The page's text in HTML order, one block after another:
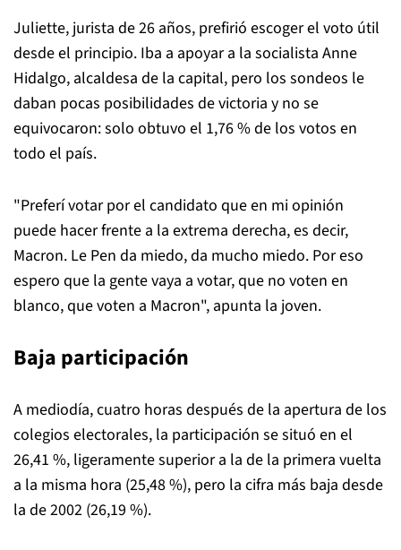
Juliette, jurista de 26 años, prefirió escoger el voto útil
desde el principio. Iba a apoyar a la socialista Anne
Hidalgo, alcaldesa de la capital, pero los sondeos le
daban pocas posibilidades de victoria y no se
equivocaron: solo obtuvo el 1,76 % de los votos en
todo el país.
"Preferí votar por el candidato que en mi opinión
puede hacer frente a la extrema derecha, es decir,
Macron. Le Pen da miedo, da mucho miedo. Por eso
espero que la gente vaya a votar, que no voten en
blanco, que voten a Macron", apunta la joven.
Baja participación
A mediodía, cuatro horas después de la apertura de los
colegios electorales, la participación se situó en el
26,41 %, ligeramente superior a la de la primera vuelta
a la misma hora (25,48 %), pero la cifra más baja desde
la de 2002 (26,19 %).